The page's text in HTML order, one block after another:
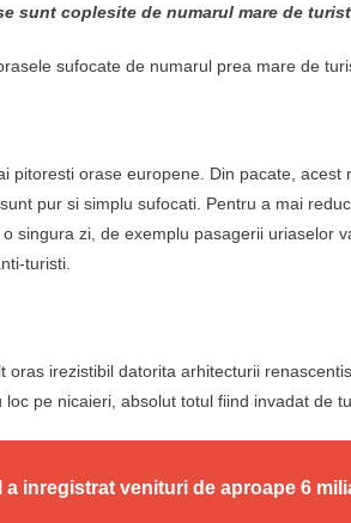
sunt coplesite de numarul mare de
sufocate de numarul prea mare de
pitoresti orase europene. Din pacate,
pur si simplu sufocati. Pentru a mai
singura zi, de exemplu pasagerii uriaselor
turisti.
oras irezistibil datorita arhitecturii
loc pe nicaieri, absolut totul fiind invadat de
a inregistrat venituri de aproape 6